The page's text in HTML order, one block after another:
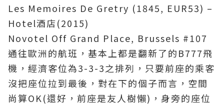
Les Memoires De Gretry (1845, EUR53) –
Hotel酒店(2015)
Novotel Off Grand Place, Brussels #107
通往歐洲的航班，基本上都是翻新了的B777飛
機，經濟客位為3-3-3之排列，只要前座的乘客
沒把座位拉到最後，對在下的個子而言，空間
尚算OK(還好，前座是友人樹懶)，身旁的座位